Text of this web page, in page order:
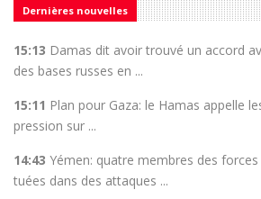
Dernières nouvelles
15:13 Damas dit avoir trouvé un accord
des bases russes en ...
15:11 Plan pour Gaza: le Hamas appelle
pression sur ...
14:43 Yémen: quatre membres des
tuées dans des attaques ...